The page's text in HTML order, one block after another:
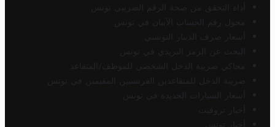
أداة التحقق من صحة الرقم الضريبي تونس
محول رقم الحساب الآيبان في تونس
أسعار صرف الدينار التونسي
البحث عن الرمز البريدي في تونس
محاكي ضريبة الدخل الشخصي للموظف/المتقاعد
ضريبة الدخل للمتقاعدين الفرنسيين المقيمين في تونس
أسعار السيارات الجديدة في تونس
أخبار تروفيت
أخبار تونس